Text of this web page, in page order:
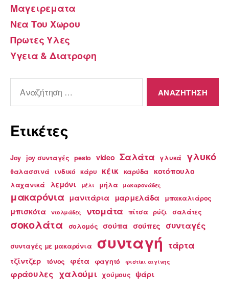
Μαγειρεματα
Νεα Του Χωρου
Πρωτες Υλες
Υγεια & Διατροφη
για:
Ετικέτες
Joy joy συνταγές pesto video Σαλάτα γλυκά γλυκό
θαλασσινά ινδικό κάρυ κέικ καρύδα κοτόπουλο
λαχανικά λεμόνι μέλι μήλα μακαρονάδες
μακαρόνια μανιτάρια μαρμελάδα μπακαλιάρος
μπισκότα ντολμάδες ντομάτα πίτσα ρύζι σαλάτες
σοκολάτα σολομός σούπα σούπες συνταγές
συνταγές με μακαρόνια συνταγή τάρτα
τζίντζερ τόνος φέτα φαγητό φιστίκι αιγίνης
φράουλες χαλούμι χούμους ψάρι